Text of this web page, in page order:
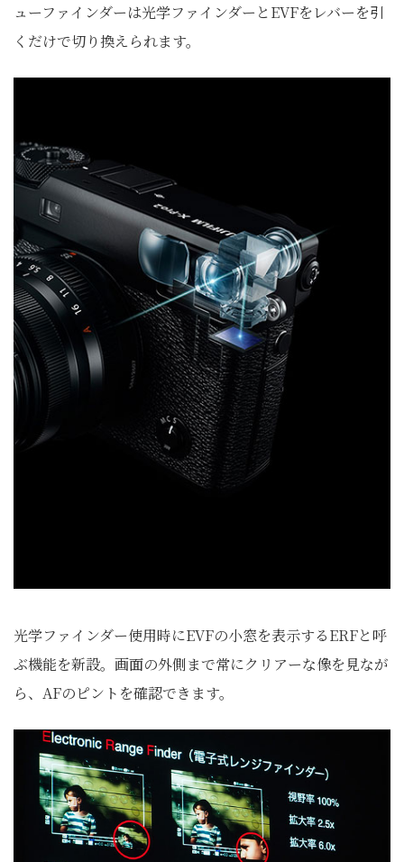
ューファインダーは光学ファインダーとEVFをレバーを引
くだけで切り換えられます。
光学ファインダー使用時にEVFの小窓を表示するERFと呼
ぶ機能を新設。画面の外側まで常にクリアーな像を見なが
ら、AFのピントを確認できます。